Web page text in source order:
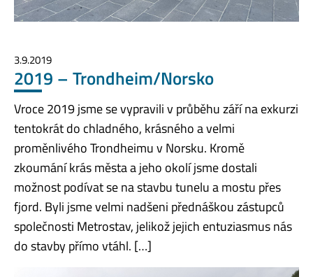
3.9.2019
2019 – Trondheim/Norsko
Vroce 2019 jsme se vypravili v průběhu září na exkurzi
tentokrát do chladného, krásného a velmi
proměnlivého Trondheimu v Norsku. Kromě
zkoumání krás města a jeho okolí jsme dostali
možnost podívat se na stavbu tunelu a mostu přes
fjord. Byli jsme velmi nadšeni přednáškou zástupců
společnosti Metrostav, jelikož jejich entuziasmus nás
do stavby přímo vtáhl. […]